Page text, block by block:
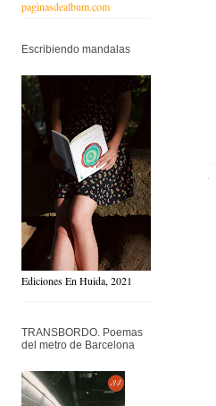
paginasdealbum.com
Escribiendo mandalas
Ediciones En Huida, 2021
TRANSBORDO. Poemas
del metro de Barcelona